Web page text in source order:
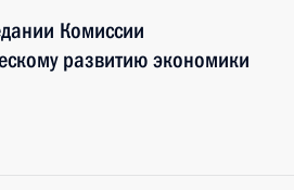
Комиссии
развитию экономики